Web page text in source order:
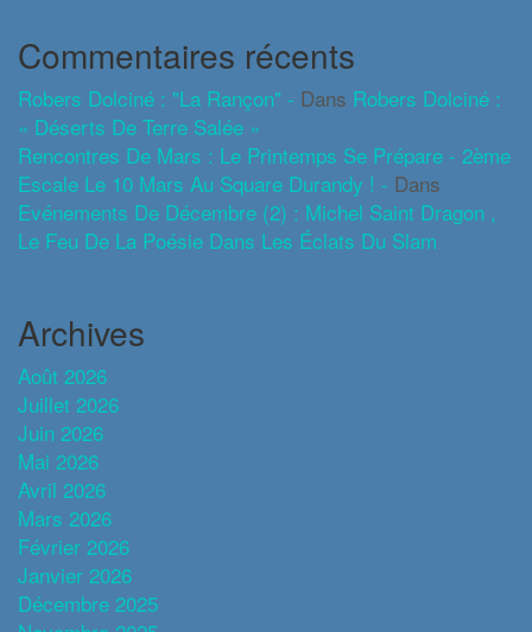
Commentaires récents
Robers Dolciné : "La Rançon" - Dans Robers Dolciné :
« Déserts De Terre Salée »
Rencontres De Mars : Le Printemps Se Prépare - 2ème
Escale Le 10 Mars Au Square Durandy ! - Dans
Evénements De Décembre (2) : Michel Saint Dragon ,
Le Feu De La Poésie Dans Les Éclats Du Slam
Archives
Août 2026
Juillet 2026
Juin 2026
Mai 2026
Avril 2026
Mars 2026
Février 2026
Janvier 2026
Décembre 2025